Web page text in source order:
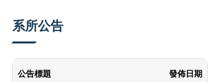
系所公告
公告標題 發佈日期